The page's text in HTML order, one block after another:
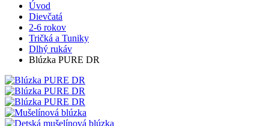
Úvod
Dievčatá
2-6 rokov
Tričká a Tuniky
Dlhý rukáv
Blúzka PURE DR